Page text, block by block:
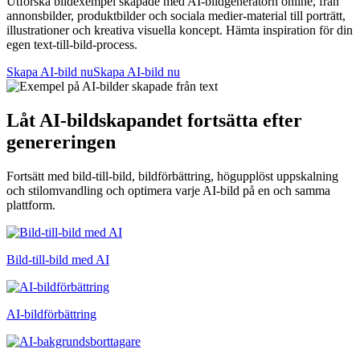
annonsbilder, produktbilder och sociala medier-material till porträtt,
illustrationer och kreativa visuella koncept. Hämta inspiration för din
egen text-till-bild-process.
Skapa AI-bild nuSkapa AI-bild nu
Låt AI-bildskapandet fortsätta efter
genereringen
Fortsätt med bild-till-bild, bildförbättring, högupplöst uppskalning
och stilomvandling och optimera varje AI-bild på en och samma
plattform.
Bild-till-bild med AI
AI-bildförbättring